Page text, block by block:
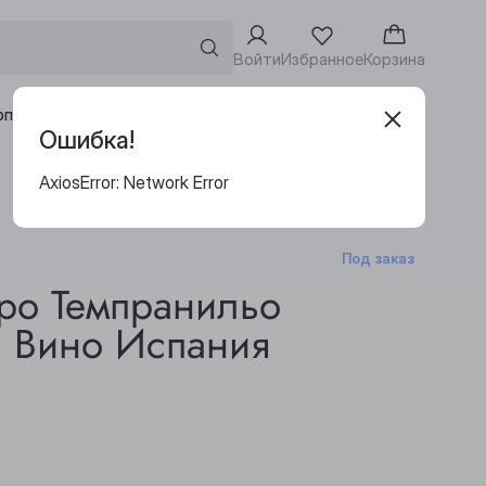
ВойтиИзбранноеКорзина
клиентам Адреса винотек
Под заказ
Темпранильо
Вино Испания
Ошибка!
AxiosError: Network Error